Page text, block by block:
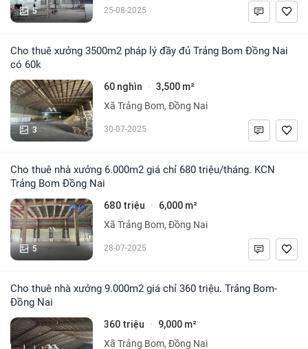
5 25-08-2025
Cho thuê xưởng 3500m2 pháp lý đầy đủ Trảng Bom Đồng Nai
có 60k
3
60 nghìn · 3,500 m²
Xã Trảng Bom, Đồng Nai
30-07-2025
Cho thuê nhà xưởng 6.000m2 giá chỉ 680 triệu/tháng. KCN
Trảng Bom Đồng Nai
5
680 triệu · 6,000 m²
Xã Trảng Bom, Đồng Nai
28-07-2025
Cho thuê nhà xưởng 9.000m2 giá chỉ 360 triệu. Trảng Bom-
Đồng Nai
360 triệu · 9,000 m²
Xã Trảng Bom, Đồng Nai